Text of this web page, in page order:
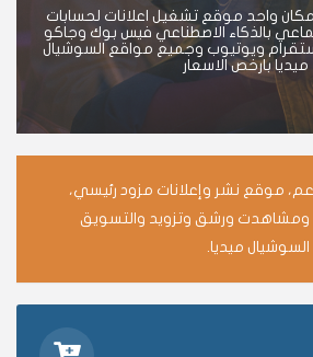
واحد موقع تشغيل اعلانات لحسابات
بالذكاء الاصطناعي فيس بوك وجاكو
ويوتيوب وجميع مواقع السوشيال
ميديا بارخص الاسعار
موقع نشر وإعلانات مزود رئيسي،
ومشاهدت ورشق وتزويد والتسويق
ميديا.